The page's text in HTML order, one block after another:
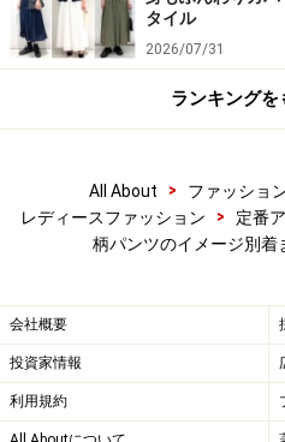
タイル
2026/07/31
ランキングを
All About > ファッショ
レディースファッション
> 定番
柄パンツのイメージ別着
会社概要
投資家情報
利用規約